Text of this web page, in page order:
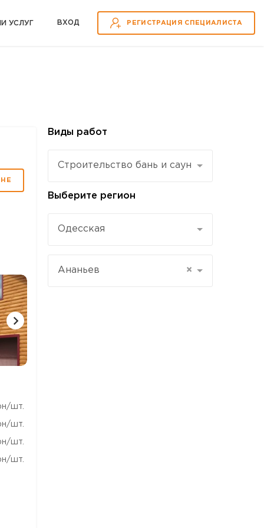
УСЛУГ ВХOД РЕГИСТРАЦИЯ СПЕЦИАЛИСТА
шт.
шт.
шт.
шт.
Виды работ
Строительство бань и саун
Выберите регион
Одесская
×
Ананьев